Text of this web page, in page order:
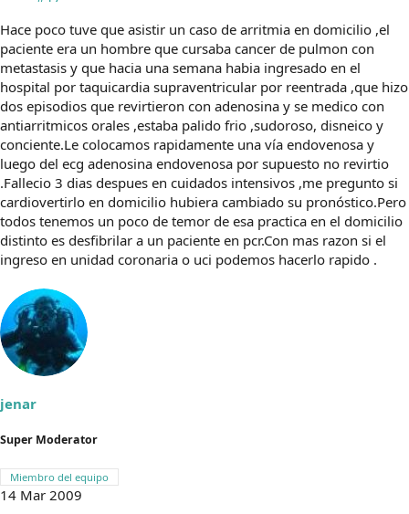
Hace poco tuve que asistir un caso de arritmia en domicilio ,el
paciente era un hombre que cursaba cancer de pulmon con
metastasis y que hacia una semana habia ingresado en el
hospital por taquicardia supraventricular por reentrada ,que hizo
dos episodios que revirtieron con adenosina y se medico con
antiarritmicos orales ,estaba palido frio ,sudoroso, disneico y
conciente.Le colocamos rapidamente una vía endovenosa y
luego del ecg adenosina endovenosa por supuesto no revirtio
.Fallecio 3 dias despues en cuidados intensivos ,me pregunto si
cardiovertirlo en domicilio hubiera cambiado su pronóstico.Pero
todos tenemos un poco de temor de esa practica en el domicilio
distinto es desfibrilar a un paciente en pcr.Con mas razon si el
ingreso en unidad coronaria o uci podemos hacerlo rapido .
jenar
Super Moderator
Miembro del equipo
14 Mar 2009